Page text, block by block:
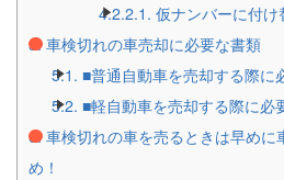
4.2.2.1. 仮ナンバーに付
5.車検切れの車売却に必要な書類
5.1. ■普通自動車を売却する際に
5.2. ■軽自動車を売却する際に必
6.車検切れの車を売るときは早めに
め！